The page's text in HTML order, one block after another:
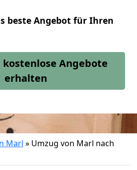
beste Angebot für Ihren
Angebote
erhalten
Marl » Umzug von Marl nach